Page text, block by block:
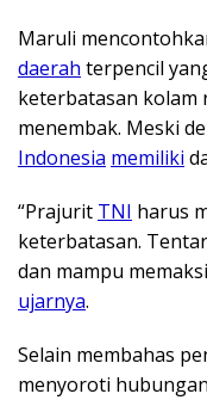
Maruli
daerah terpencil
keterbatasan kolam
menembak. Meski
Indonesia memiliki
“Prajurit TNI harus
keterbatasan.
dan mampu
ujarnya.
Selain membahas
menyoroti